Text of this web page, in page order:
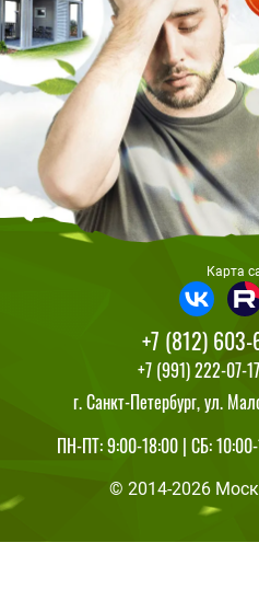
ПН-ПТ: 9:00-18:00 | СБ:
© 2014-2026
+7 (812)
+7 (991) 222-07-17
г. Санкт-Петербург, ул.
Карта